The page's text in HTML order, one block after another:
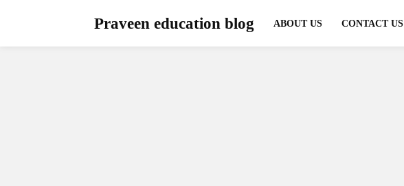
Praveen education blog ABOUT US CONTACT US